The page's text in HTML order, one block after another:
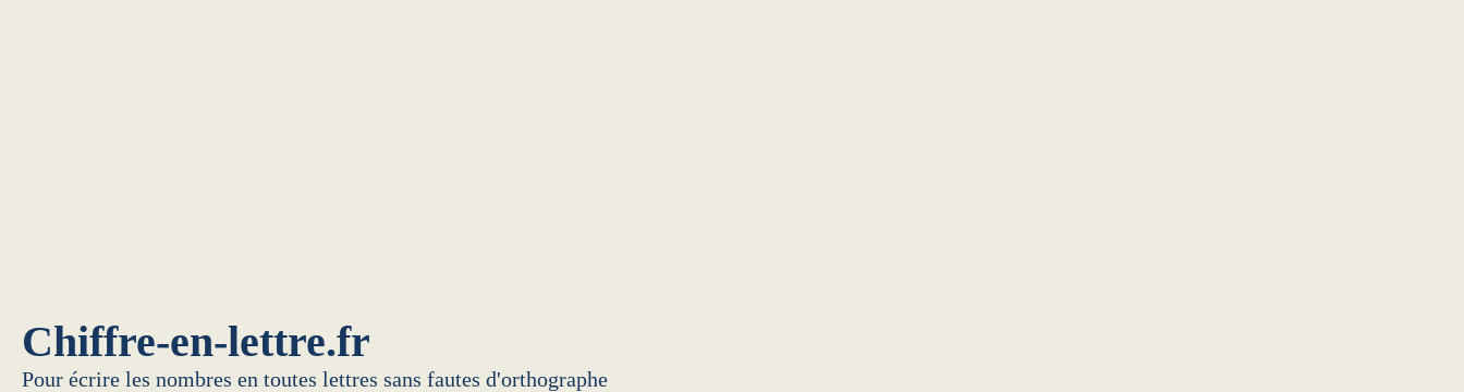
Chiffre-en-lettre.fr
Pour écrire les nombres en toutes lettres sans fautes d'orthographe